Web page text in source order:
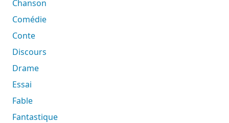
Chanson
Comédie
Conte
Discours
Drame
Essai
Fable
Fantastique